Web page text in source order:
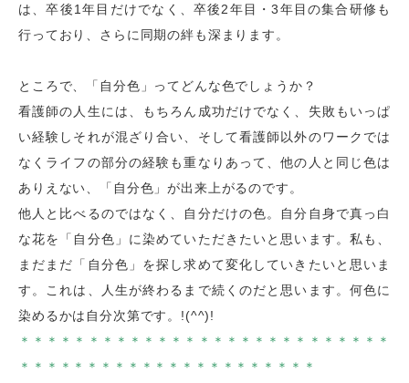
は、卒後1年目だけでなく、卒後2年目・3年目の集合研修も
行っており、さらに同期の絆も深まります。
ところで、 「自分色」 ってどんな色でしょうか？
看護師の人生には、もちろん成功だけでなく、失敗もいっぱ
い経験しそれが混ざり合い、そして看護師以外のワークでは
なくライフの部分の経験も重なりあって、他の人と同じ色は
ありえない、「自分色」が出来上がるのです。
他人と比べるのではなく、自分だけの色。
自分自身で真っ白
な花を「自分色」に染めていただきたいと思います。私も、
まだまだ「自分色」を探し求めて変化していきたいと思いま
す。これは、人生が終わるまで続くのだと思います。何色に
染めるかは自分次第です。!(^^)!
＊＊＊＊＊＊＊＊＊＊＊＊＊＊＊＊＊＊＊＊＊＊＊＊＊＊＊
＊＊＊＊＊＊＊＊＊＊＊＊＊＊＊＊＊＊＊＊＊＊